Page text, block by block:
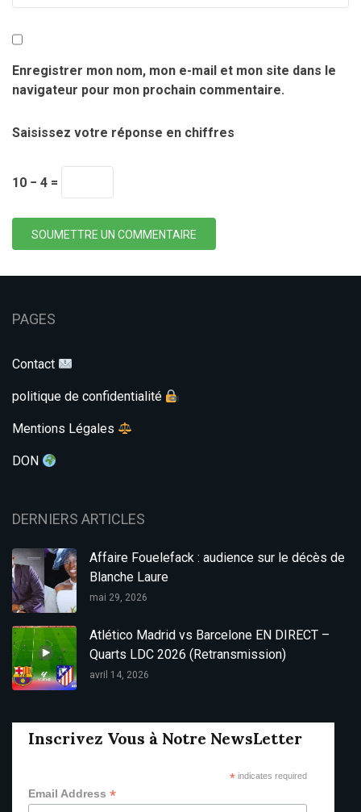
Enregistrer mon nom, mon e-mail et mon site dans le
navigateur pour mon prochain commentaire.
Saisissez votre réponse en chiffres
10 − 4 =
SOUMETTRE UN COMMENTAIRE
PAGES
Contact
politique de confidentialité
Mentions Légales
DON
DERNIERS ARTICLES
Affaire Fouelefack : audience sur le décès de
Blanche Laure
mai 29, 2026
Atlético Madrid vs Barcelone EN DIRECT –
Quarts LDC 2026 (Retransmission)
avril 14, 2026
Inscrivez Vous à Notre NewsLetter
*indicates required
Email Address *